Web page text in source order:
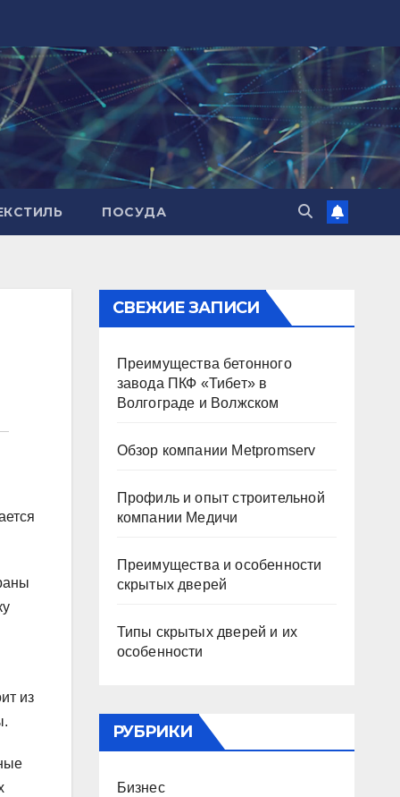
ПОСУДА
из
СВЕЖИЕ ЗАПИСИ
Преимущества бетонного
завода ПКФ «Тибет» в
Волгограде и Волжском
Обзор компании Metpromserv
Профиль и опыт строительной
компании Медичи
Преимущества и особенности
скрытых дверей
Типы скрытых дверей и их
особенности
РУБРИКИ
Бизнес